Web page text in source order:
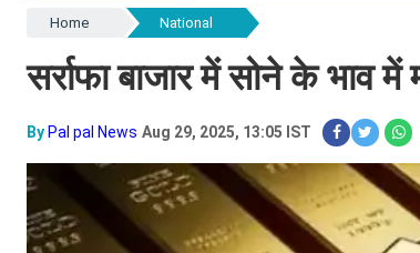
Home National
सर्राफा बाजार में सोने के भाव में
By Pal pal News Aug 29, 2025, 13:05 IST